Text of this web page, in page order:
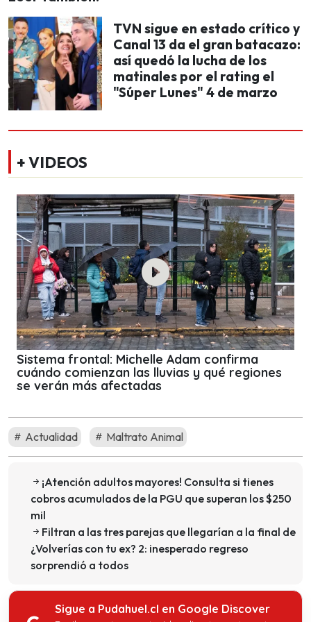
TVN sigue en estado crítico y
Canal 13 da el gran batacazo:
así quedó la lucha de los
matinales por el rating el
"Súper Lunes" 4 de marzo
+ VIDEOS
Sistema frontal: Michelle Adam confirma
cuándo comienzan las lluvias y qué regiones
se verán más afectadas
Actualidad Maltrato Animal
¡Atención adultos mayores! Consulta si tienes
cobros acumulados de la PGU que superan los $250
mil
Filtran a las tres parejas que llegarían a la final de
¿Volverías con tu ex? 2: inesperado regreso
sorprendió a todos
Sigue a Pudahuel.cl en Google Discover